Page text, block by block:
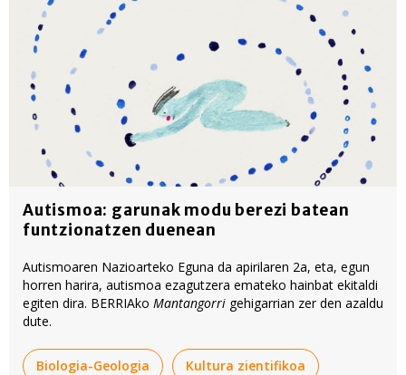
Autismoa: garunak modu berezi batean
funtzionatzen duenean
Autismoaren Nazioarteko Eguna da apirilaren 2a, eta, egun
horren harira, autismoa ezagutzera emateko hainbat ekitaldi
egiten dira. BERRIAko Mantangorri gehigarrian zer den azaldu
dute.
Biologia-Geologia Kultura zientifikoa